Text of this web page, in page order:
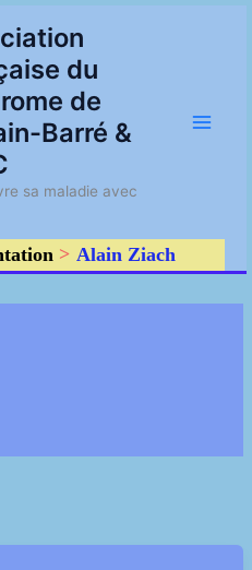
du
de
Barré &
sa maladie avec
Alain Ziach